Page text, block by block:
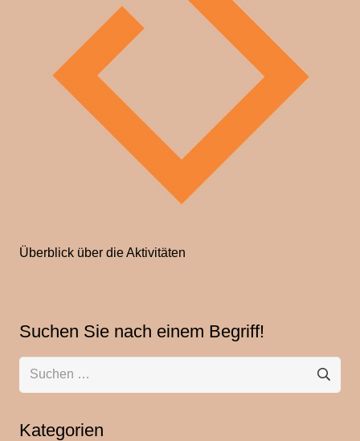
Überblick über die Aktivitäten
Suchen Sie nach einem Begriff!
Suchen
Kategorien